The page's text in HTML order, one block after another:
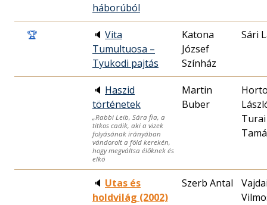
háborúból
🏆 🔈 Vita
Tumultuosa –
Tyukodi pajtás
Katona
József
Színház
Sári
🔈 Haszid
történetek
„Rabbi Leib, Sára fia, a
titkos cadik, aki a vizek
folyásának irányában
vándorolt a föld kerekén,
hogy megváltsa élőknek és
elkö
Martin
Buber
Turai
🔈 Utas és
holdvilág (2002)
Szerb Antal